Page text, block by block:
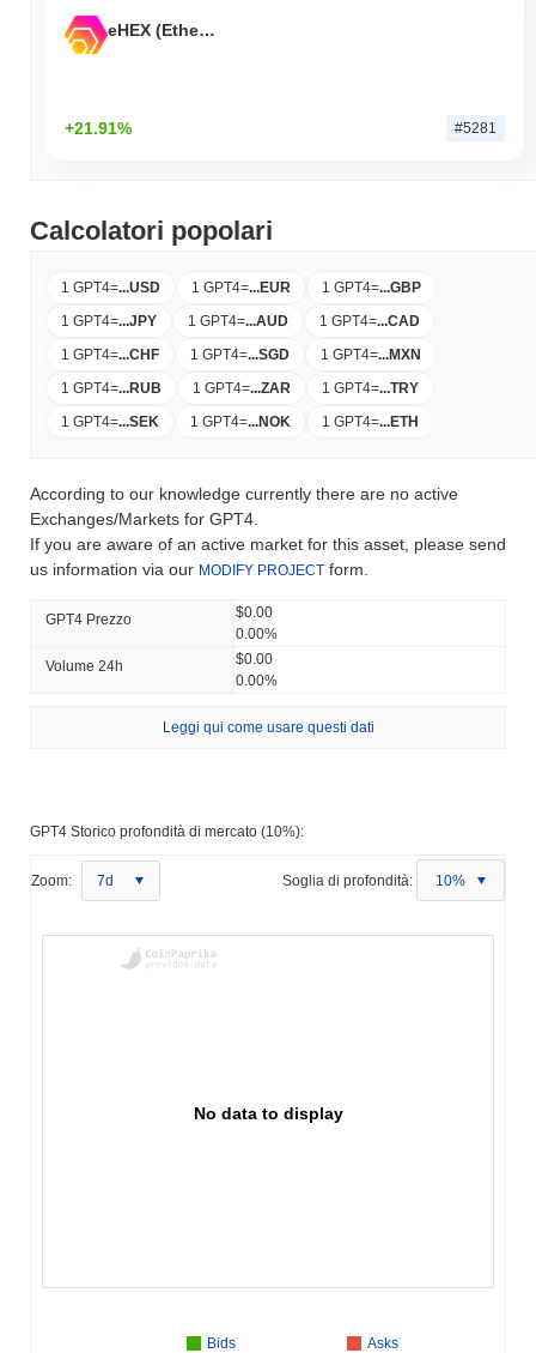
eHEX (Ethereum)
+21.91% #5281
Calcolatori popolari
1 GPT4=...USD 1 GPT4=...EUR 1 GPT4=...GBP
1 GPT4=...JPY 1 GPT4=...AUD 1 GPT4=...CAD
1 GPT4=...CHF 1 GPT4=...SGD 1 GPT4=...MXN
1 GPT4=...RUB 1 GPT4=...ZAR 1 GPT4=...TRY
1 GPT4=...SEK 1 GPT4=...NOK 1 GPT4=...ETH
According to our knowledge currently there are no active
Exchanges/Markets for GPT4.
If you are aware of an active market for this asset, please send
us information via our MODIFY PROJECT form.
GPT4 Prezzo
$0.00
0.00%
Volume 24h
$0.00
0.00%
Leggi qui come usare questi dati
GPT4 Storico profondità di mercato (10%):
Zoom: 7d Soglia di profondità: 10%
No data to display
Bids
Asks